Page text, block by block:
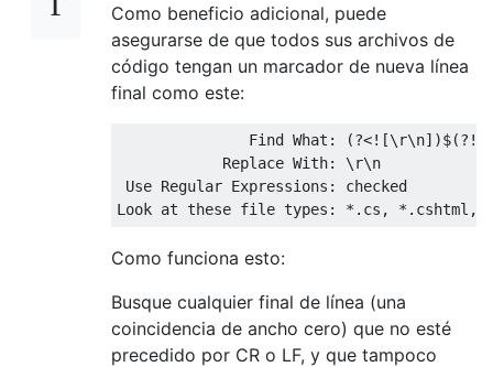
Como beneficio adicional, puede
asegurarse de que todos sus archivos de
código tengan un marcador de nueva línea
final como este:
               Find What: (?<![
\ r\n])$(?![
            Replace With:
\ r\n
Use Regular Expressions: checked
Como funciona esto:
Busque cualquier final de línea (una
coincidencia de ancho cero) que no esté
precedido por CR o LF, y que tampoco